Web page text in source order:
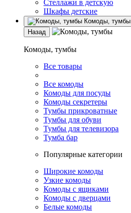
Стеллажи в детскую
Шкафы детские
Комоды, тумбы
Назад
Комоды, тумбы
Все товары
Все комоды
Комоды для посуды
Комоды секретеры
Тумбы прикроватные
Тумбы для обуви
Тумбы для телевизора
Тумба бар
Популярные категории
Широкие комоды
Узкие комоды
Комоды с ящиками
Комоды с дверцами
Белые комоды